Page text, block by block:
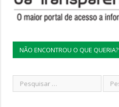
NÃO ENCONTROU O QUE QUERIA?